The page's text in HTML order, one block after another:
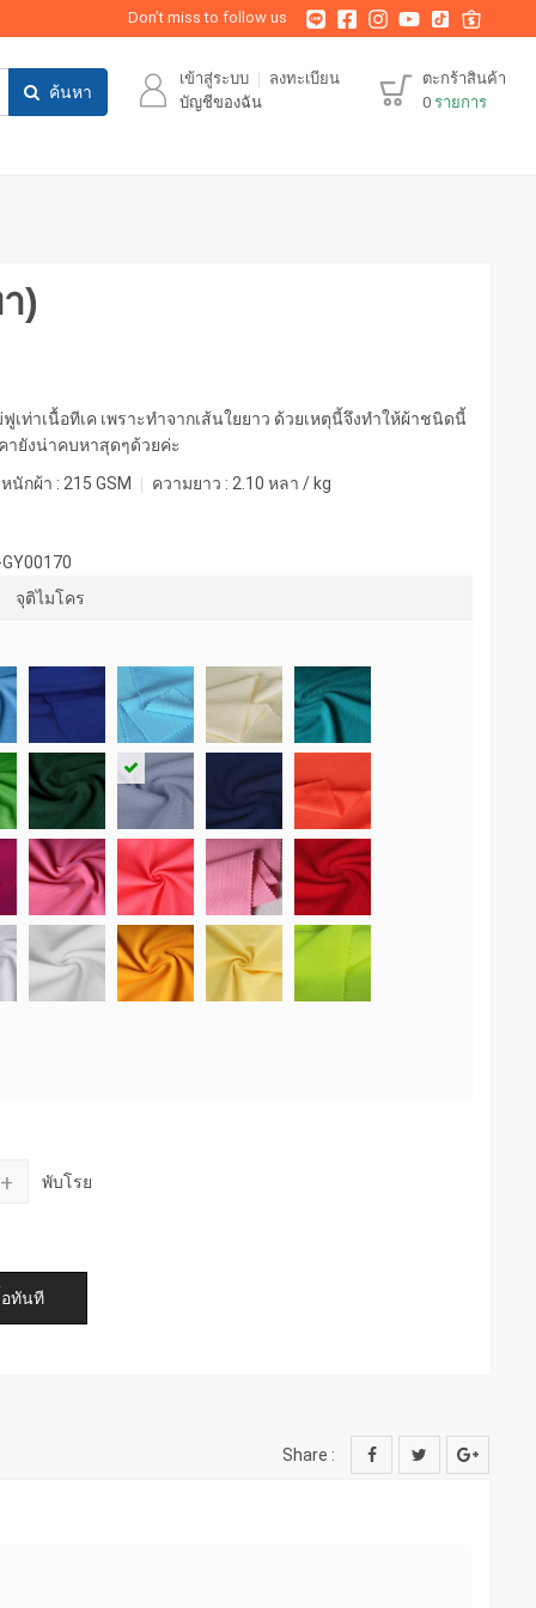
Don’t miss to follow us
ค้นหา
เข้าสู่ระบบ
ลงทะเบียน
บัญชีของฉัน
ตะกร้าสินค้า
0 รายการ
)
เท่าเนื้อทีเค เพราะทำจากเส้นใยยาว ด้วยเหตุนี้จึงทำให้ผ้าชนิดนี้
ยังน่าคบหาสุดๆด้วยค่ะ
นักผ้า : 215 GSM ความยาว : 2.10 หลา / kg
จุติไมโคร
+ พับโรย
Share :